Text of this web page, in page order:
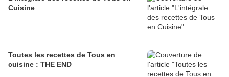
Cuisine
Toutes les recettes de Tous en
cuisine : THE END